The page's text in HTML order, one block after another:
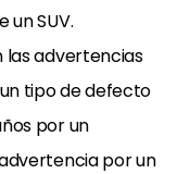
un SUV.
las advertencias
tipo de defecto
por un
por un